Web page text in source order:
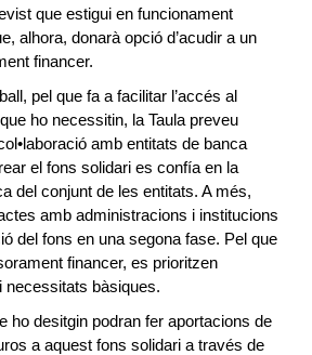
que estigui en funcionament
alhora, donarà opció d’acudir a un
financer.
pel que fa a facilitar l’accés al
ho necessitin, la Taula preveu
amb entitats de banca
el fons solidari es confía en la
del conjunt de les entitats. A més,
amb administracions i institucions
del fons en una segona fase. Pel que
financer, es prioritzen
necessitats bàsiques.
ho desitgin podran fer aportacions de
a aquest fons solidari a través de